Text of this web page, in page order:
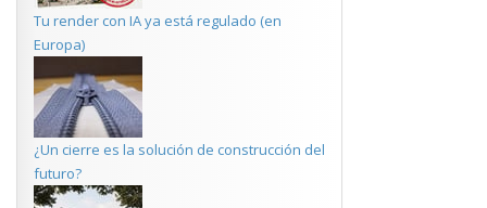
Tu render con IA ya está regulado (en
Europa)
¿Un cierre es la solución de construcción del
futuro?